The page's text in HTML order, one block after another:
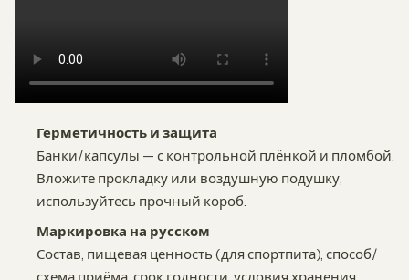
Герметичность и защита
Банки/капсулы — с контрольной плёнкой и пломбой.
Вложите прокладку или воздушную подушку,
используйтесь прочный короб.
Маркировка на русском
Состав, пищевая ценность (для спортпита), способ/